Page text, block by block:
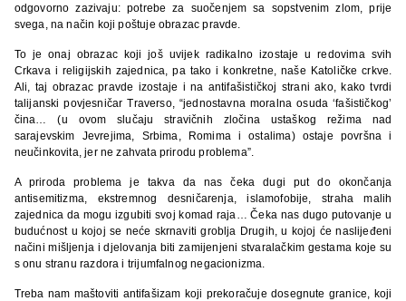
odgovorno zazivaju: potrebe za suočenjem sa sopstvenim zlom, prije
svega, na način koji poštuje obrazac pravde.
To je onaj obrazac koji još uvijek radikalno izostaje u redovima svih
Crkava i religijskih zajednica, pa tako i konkretne, naše Katoličke crkve.
Ali, taj obrazac pravde izostaje i na antifašističkoj strani ako, kako tvrdi
talijanski povjesničar Traverso, “jednostavna moralna osuda ‘fašističkog’
čina… (u ovom slučaju stravičnih zločina ustaškog režima nad
sarajevskim Jevrejima, Srbima, Romima i ostalima) ostaje površna i
neučinkovita, jer ne zahvata prirodu problema”.
A priroda problema je takva da nas čeka dugi put do okončanja
antisemitizma, ekstremnog desničarenja, islamofobije, straha malih
zajednica da mogu izgubiti svoj komad raja… Čeka nas dugo putovanje u
budućnost u kojoj se neće skrnaviti groblja Drugih, u kojoj će naslijeđeni
načini mišljenja i djelovanja biti zamijenjeni stvaralačkim gestama koje su
s onu stranu razdora i trijumfalnog negacionizma.
Treba nam maštoviti antifašizam koji prekoračuje dosegnute granice, koji